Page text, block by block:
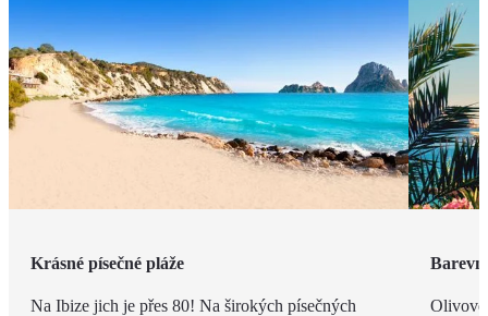
Krásné písečné pláže
Na Ibize jich je přes 80! Na širokých písečných
Olivové